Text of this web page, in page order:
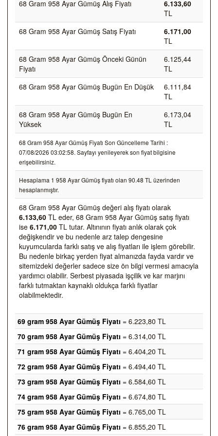
68 Gram 958 Ayar Gümüş Alış Fiyatı
6.133,60
TL
68 Gram 958 Ayar Gümüş Satış Fiyatı
6.171,00
TL
68 Gram 958 Ayar Gümüş Önceki Günün
Fiyatı
6.125,44
TL
68 Gram 958 Ayar Gümüş Bugün En Düşük
6.111,84
TL
68 Gram 958 Ayar Gümüş Bugün En
Yüksek
6.173,04
TL
68 Gram 958 Ayar Gümüş Fiyatı Son Güncelleme Tarihi :
07/08/2026 03:02:58. Sayfayı yenileyerek son fiyat bilgisine
erişebilirsiniz.
Hesaplama 1 958 Ayar Gümüş fiyatı olan 90.48 TL üzerinden
hesaplanmıştır.
68 Gram 958 Ayar Gümüş değeri alış fiyatı olarak
6.133,60 TL eder, 68 Gram 958 Ayar Gümüş satış fiyatı
ise 6.171,00 TL tutar. Altınının fiyatı anlık olarak çok
değişkendir ve bu nedenle arz talep dengesine
kuyumcularda farklı satış ve alış fiyatları ile işlem görebilir.
Bu nedenle birkaç yerden fiyat almanızda fayda vardır ve
sitemizdeki değerler sadece size ön bilgi vermesi amacıyla
yardımcı olabilir. Serbest piyasada işçilik ve kar marjını
farklı tutmaktan kaynaklı oldukça farklı fiyatlar
olabilmektedir.
69 gram 958 Ayar Gümüş Fiyatı = 6.223,80 TL
70 gram 958 Ayar Gümüş Fiyatı = 6.314,00 TL
71 gram 958 Ayar Gümüş Fiyatı = 6.404,20 TL
72 gram 958 Ayar Gümüş Fiyatı = 6.494,40 TL
73 gram 958 Ayar Gümüş Fiyatı = 6.584,60 TL
74 gram 958 Ayar Gümüş Fiyatı = 6.674,80 TL
75 gram 958 Ayar Gümüş Fiyatı = 6.765,00 TL
76 gram 958 Ayar Gümüş Fiyatı = 6.855,20 TL